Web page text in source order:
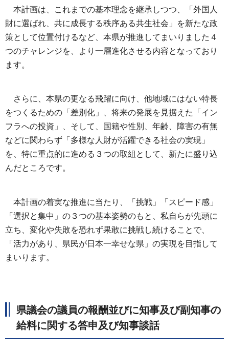
本計画は、これまでの基本理念を継承しつつ、「外国人
財に選ばれ、共に成長する秩序ある共生社会」を新たな政
策として位置付けるなど、本県が推進してまいりました４
つのチャレンジを、より一層進化させる内容となっており
ます。
さらに、本県の更なる飛躍に向け、他地域にはない特長
をつくるための「差別化」、将来の発展を見据えた「イン
フラへの投資」、そして、国籍や性別、年齢、障害の有無
などに関わらず「多様な人財が活躍できる社会の実現」
を、特に重点的に進める３つの取組として、新たに盛り込
んだところです。
本計画の着実な推進に当たり、「挑戦」「スピード感」
「選択と集中」の３つの基本姿勢のもと、私自らが先頭に
立ち、変化や失敗を恐れず果敢に挑戦し続けることで、
「活力があり、県民が日本一幸せな県」の実現を目指して
まいります。
県議会の議員の報酬並びに知事及び副知事の
給料に関する答申及び知事談話